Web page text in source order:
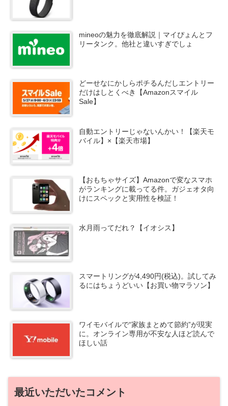
mineoの魅力を徹底解説｜マイぴょんとフ
リータンク。他社と違いすぎでしょ
どーせなにかしらポチるんだしエントリー
だけはしとくべき【Amazonスマイル
Sale】
自動エントリーじゃないんかい！【楽天モ
バイル】×【楽天市場】
【おもちゃサイズ】Amazonで変なスマホ
がランキングに載ってる件。ガジェオタ向
けにスペックと実用性を検証！
水月雨ってだれ？【イオシス】
スマートリングが4,490円(税込)。試してみ
るにはちょうどいい【お買い物マラソン】
ワイモバイルで“家族まとめて節約”が現実
に。オンライン専用が不安な人ほど読んで
ほしい話
最近いただいたコメント